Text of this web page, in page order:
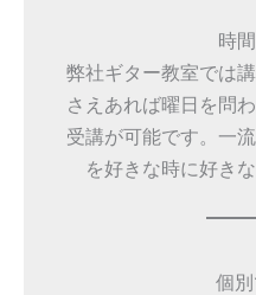
時
弊社ギター教室では
さえあれば曜日を問
受講が可能です。一
を好きな時に好き
個